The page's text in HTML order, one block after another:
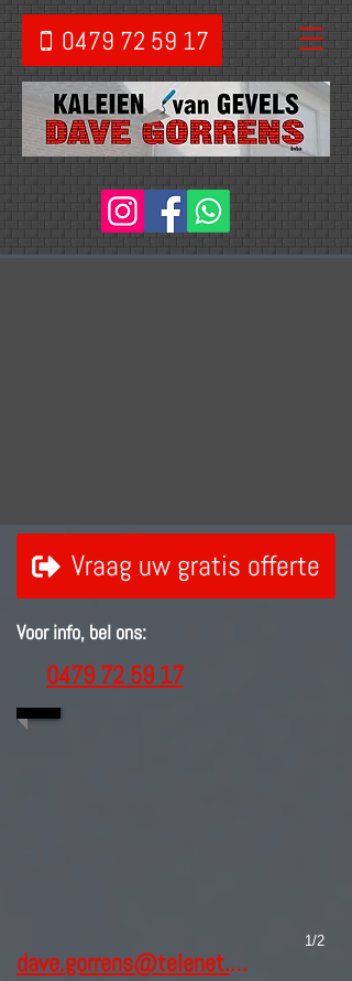
0479 72 59 17
Vraag uw gratis offerte
Voor info, bel ons:
0479 72 59 17
1/2
dave.gorrens@telenet.be